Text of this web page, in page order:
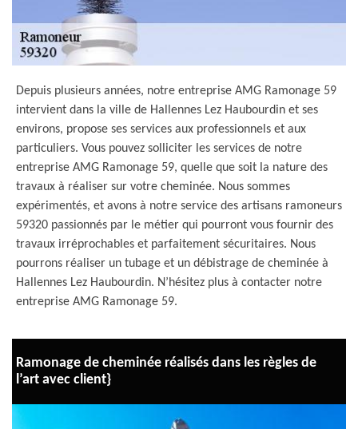
Depuis plusieurs années, notre entreprise AMG Ramonage 59
intervient dans la ville de Hallennes Lez Haubourdin et ses
environs, propose ses services aux professionnels et aux
particuliers. Vous pouvez solliciter les services de notre
entreprise AMG Ramonage 59, quelle que soit la nature des
travaux à réaliser sur votre cheminée. Nous sommes
expérimentés, et avons à notre service des artisans ramoneurs
59320 passionnés par le métier qui pourront vous fournir des
travaux irréprochables et parfaitement sécuritaires. Nous
pourrons réaliser un tubage et un débistrage de cheminée à
Hallennes Lez Haubourdin. N’hésitez plus à contacter notre
entreprise AMG Ramonage 59.
Ramonage de cheminée réalisés dans les règles de
l’art avec client}